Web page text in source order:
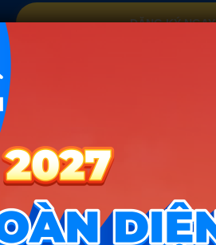
ĐĂNG KÝ NGAY
Tra cứu đề án tuyển sinh
Tư vấn hướng nghiệp
Tin tức
Tin giáo dục nổi bật
Tin tuyển sinh vào 10